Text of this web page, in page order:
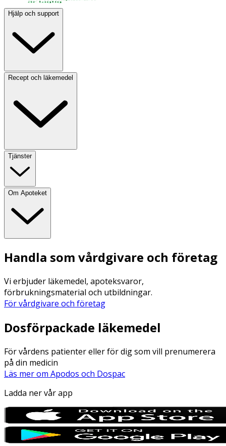
Hjälp och support
Recept och läkemedel
Tjänster
Om Apoteket
Handla som vårdgivare och företag
Vi erbjuder läkemedel, apoteksvaror,
förbrukningsmaterial och utbildningar.
För vårdgivare och företag
Dosförpackade läkemedel
För vårdens patienter eller för dig som vill prenumerera
på din medicin
Läs mer om Apodos och Dospac
Ladda ner vår app